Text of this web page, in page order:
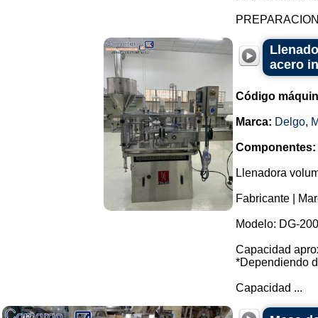
acero
Código
Marca: Delgo,
Componentes:
Llenadora
Fabricante |
Modelo: DG-
Capacidad
*Dependiendo
Capacidad ...